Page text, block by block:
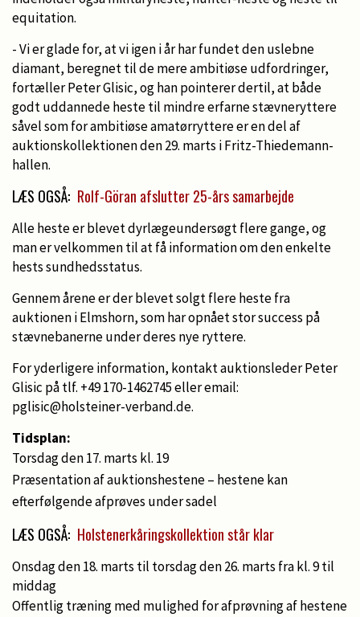
equitation.
- Vi er glade for, at vi igen i år har fundet den uslebne
diamant, beregnet til de mere ambitiøse udfordringer,
fortæller Peter Glisic, og han pointerer dertil, at både
godt uddannede heste til mindre erfarne stævneryttere
såvel som for ambitiøse amatørryttere er en del af
auktionskollektionen den 29. marts i Fritz-Thiedemann-
hallen.
LÆS OGSÅ: Rolf-Göran afslutter 25-års samarbejde
Alle heste er blevet dyrlægeundersøgt flere gange, og
man er velkommen til at få information om den enkelte
hests sundhedsstatus.
Gennem årene er der blevet solgt flere heste fra
auktionen i Elmshorn, som har opnået stor success på
stævnebanerne under deres nye ryttere.
For yderligere information, kontakt auktionsleder Peter
Glisic på tlf. +49 170-1462745 eller email:
pglisic@holsteiner-verband.de.
Tidsplan:
Torsdag den 17. marts kl. 19
Præsentation af auktionshestene – hestene kan
efterfølgende afprøves under sadel
LÆS OGSÅ: Holstenerkåringskollektion står klar
Onsdag den 18. marts til torsdag den 26. marts fra kl. 9 til
middag
Offentlig træning med mulighed for afprøvning af hestene